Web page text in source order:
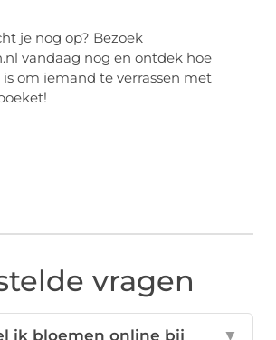
je nog op? Bezoek
vandaag nog en ontdek hoe
om iemand te verrassen met
vragen
ik bloemen online bij
▼